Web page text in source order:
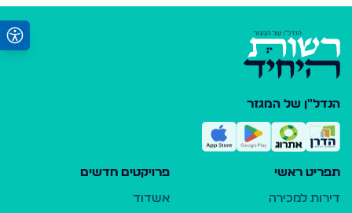
הנדל"ן של המגזר
תפריט ראשי
דירות למכירה
פרויקטים חדשים
אשדוד